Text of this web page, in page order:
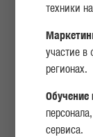
АВТОБУС
техники
участие
регионах.
сервиса.